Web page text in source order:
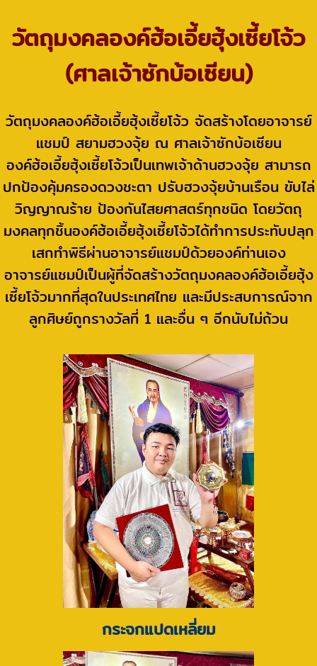
วัตถุมงคลองค์ฮ้อเอี้ยฮุ้งเซี้ยโจ้ว
(ศาลเจ้าซักบ้อเซียน)
วัตถุมงคลองค์ฮ้อเอี้ยฮุ้งเซี้ยโจ้ว จัดสร้างโดยอาจารย์
แชมป์ สยามฮวงจุ้ย ณ ศาลเจ้าซักบ้อเซียน
องค์ฮ้อเอี้ยฮุ้งเซี้ยโจ้วเป็นเทพเจ้าด้านฮวงจุ้ย สามารถ
ปกป้องคุ้มครองดวงชะตา ปรับฮวงจุ้ยบ้านเรือน ขับไล่
วิญญาณร้าย ป้องกันไสยศาสตร์ทุกชนิด โดยวัตถุ
มงคลทุกชิ้นองค์ฮ้อเอี้ยฮุ้งเซี้ยโจ้วได้ทำการประทับปลุก
เสกทำพิธีผ่านอาจารย์แชมป์ด้วยองค์ท่านเอง
อาจารย์แชมป์เป็นผู้ที่จัดสร้างวัตถุมงคลองค์ฮ้อเอี้ยฮุ้ง
เซี้ยโจ้วมากที่สุดในประเทศไทย และมีประสบการณ์จาก
ลูกศิษย์ถูกรางวัลที่ 1 และอื่น ๆ อีกนับไม่ถ้วน
กระจกแปดเหลี่ยม